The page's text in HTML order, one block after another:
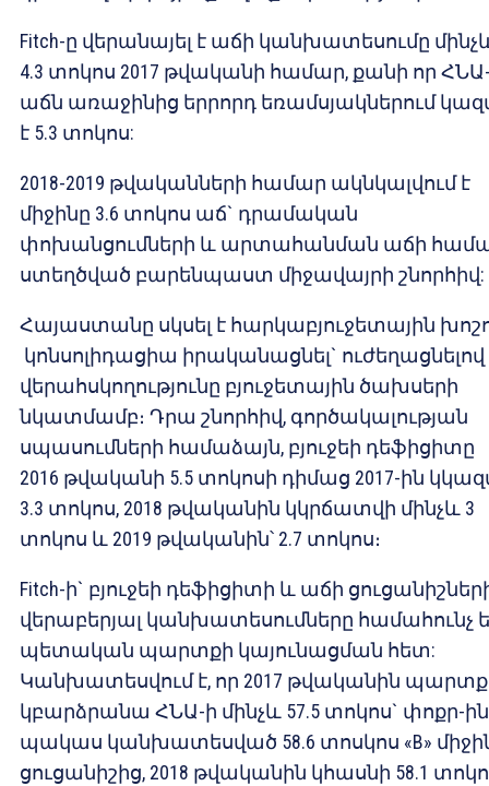
Fitch-ը վերանայել է աճի կանխատեսումը
4.3 տոկոս 2017 թվականի համար, քանի որ
աճն առաջինից երրորդ եռամսյակներում
է 5.3 տոկոս:
2018-2019 թվականների համար ակնկալվում է
միջինը 3.6 տոկոս աճ` դրամական
փոխանցումների և արտահանման աճի
ստեղծված բարենպաստ միջավայրի շնորհիվ:
Հայաստանը սկսել է հարկաբյուջետային
կոնսոլիդացիա իրականացնել` ուժեղացնելով
վերահսկողությունը բյուջետային ծախսերի
նկատմամբ։ Դրա շնորհիվ, գործակալության
սպասումների համաձայն, բյուջեի դեֆիցիտը
2016 թվականի 5.5 տոկոսի դիմաց 2017-ին
3.3 տոկոս, 2018 թվականին կկրճատվի մինչև 3
տոկոս և 2019 թվականին՝ 2.7 տոկոս։
Fitch-ի` բյուջեի դեֆիցիտի և աճի
վերաբերյալ կանխատեսումները համահունչ
պետական պարտքի կայունացման հետ:
Կանխատեսվում է, որ 2017 թվականին
կբարձրանա ՀՆԱ-ի մինչև 57.5 տոկոս` փոքր-
պակաս կանխատեսված 58.6 տոսկոս «B»
ցուցանիշից, 2018 թվականին կհասնի 58.1